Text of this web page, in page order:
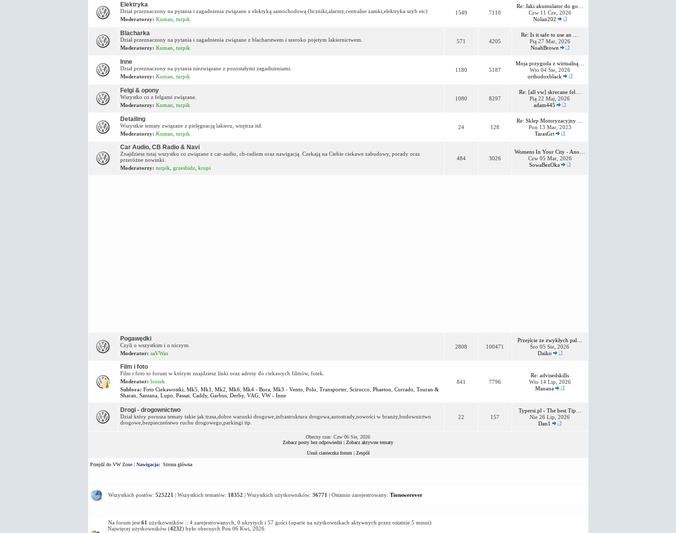
Elektryka
Dział przeznaczony na pytania i zagadnienia związane z elektyką samochodową (liczniki,alarmy,centralne zamki,elektryka szyb etc)
Moderatorzy: Kuman turpik
1549 7110
Re: Jaki akumulator do go…
Czw 11 Cze, 2026
Nolan202
Blacharka
Dział przeznaczony na pytania i zagadnienia związane z blacharstwem i szeroko pojetym lakiernictwem.
Moderatorzy: Kuman turpik
571 4205
Re: Is it safe to use an …
Pią 27 Mar, 2026
NoahBrown
Inne
Dział przeznaczony na pytania niezwiązane z pozostałymi zagadnieniami.
Moderatorzy: Kuman turpik
1180 5187
Moja przygoda z wirtualną…
Wto 04 Sie, 2026
orthodoxblack
Felgi & opony
Wszystko co z felgami związane.
Moderatorzy: Kuman turpik
1080 8297
Re: [all vw] skrecane fel…
Pią 22 Maj, 2026
adam445
Detailing
Wszystkie tematy związane z pielęgnacją lakieru, wnętrza itd.
Moderatorzy: Kuman turpik
24 128
Re: Sklep Motoryzacyjny …
Pon 13 Mar, 2023
TarasGrt
Car Audio, CB Radio & Navi
Znajdziesz tutaj wszystko co związane z car-audio, cb-radiem oraz nawigacją. Czekają na Ciebie ciekawe zabudowy, porady oraz
przeróżne nowinki.
Moderatorzy: turpik grzesbidz, krupi
484 3026
Womens In Your City - Ano…
Czw 05 Mar, 2026
SowaBezOka
Pogawędki
Czyli o wszystkim i o niczym.
Moderator: saVWas
2808 100471
Przejście ze zwykłych pal…
Śro 05 Sie, 2026
Daiko
Film i foto
Film i foto to forum w którym znajdziesz linki oraz adresy do ciekawych filmów, fotek.
Moderator: loniek
Subfora: Foto Ciekawostki Mk5 Mk1 Mk2 Mk6, Mk4 - Bora, Mk3 - Vento Polo Transporter, Scirocco Phaeton Corrado Touran &
Sharan Santana, Lupo Passat, Caddy, Garbus, Derby, VAG, VW - Inne
841 7796
Re: advisedskills
Wto 14 Lip, 2026
Manana
Drogi - drogownictwo
Dział który porusza tematy takie jak:trasa,dobre warunki drogowe,infrastruktura drogowa,autostrady,nowości w branży,budownictwo
drogowe,bezpieczeństwo ruchu drogowego,parkingi itp.
22 157
Typersi.pl - The best Tip…
Nie 26 Lip, 2026
Dan1
Obecny czas: Czw 06 Sie, 2026
Zobacz posty bez odpowiedzi | Zobacz aktywne tematy
Usuń ciasteczka forum | Zespół
Przejdź do VW Zone| Nawigacja: Strona główna
Wszystkich postów: 525221 | Wszystkich tematów: 18352 | Wszystkich użytkowników: 36771 | Ostatnio zarejestrowany: Tionswerever
Na forum jest 61 użytkowników :: 4 zarejestrowanych, 0 ukrytych i 57 gości (oparte na użytkownikach aktywnych przez ostatnie 5 minut)
Najwięcej użytkowników (4232) było obecnych Pon 06 Kwi, 2026